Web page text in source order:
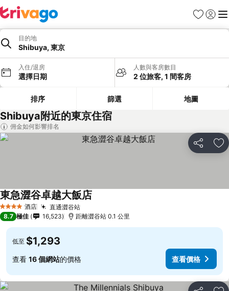
收藏夾
登入 選
目的地
Shibuya, 東京
入住/退房
選擇日期
人數與客房數目
2 位旅客, 1 間客房
排序 篩選 地圖
Shibuya附近的東京住宿
佣金如何影響排名
分享 放
4 星級 酒店 直通澀谷站
東急澀谷卓越大飯店
8.7 極佳 16,523 距離澀谷站 0.1 公里
低至 $1,293
查看 16 個網站的價格 查看價格